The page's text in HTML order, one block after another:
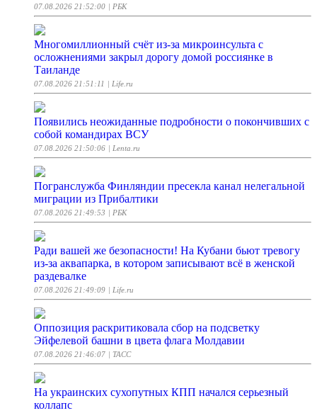
07.08.2026 21:52:00 | РБК
Многомиллионный счёт из-за микроинсульта с
осложнениями закрыл дорогу домой россиянке в
Таиланде
07.08.2026 21:51:11 | Life.ru
Появились неожиданные подробности о покончивших с
собой командирах ВСУ
07.08.2026 21:50:06 | Lenta.ru
Погранслужба Финляндии пресекла канал нелегальной
миграции из Прибалтики
07.08.2026 21:49:53 | РБК
Ради вашей же безопасности! На Кубани бьют тревогу
из-за аквапарка, в котором записывают всё в женской
раздевалке
07.08.2026 21:49:09 | Life.ru
Оппозиция раскритиковала сбор на подсветку
Эйфелевой башни в цвета флага Молдавии
07.08.2026 21:46:07 | ТАСС
На украинских сухопутных КПП начался серьезный
коллапс